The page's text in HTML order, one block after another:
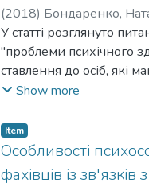
(2018) Бондаренко,
У статті розглянуто
"проблеми психічного
ставлення до осіб, які
сучасні теоретичні
Show more
Item
Особливості
фахівців із зв'язків